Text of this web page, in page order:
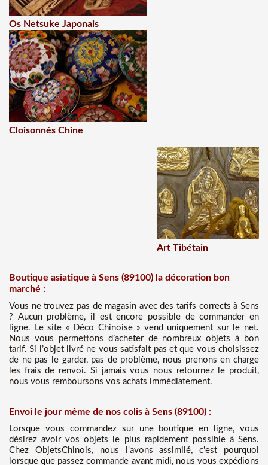
Os Netsuke Japonais
Cloisonnés Chine
Art Tibétain
Boutique asiatique à Sens (89100) la décoration bon
marché :
Vous ne trouvez pas de magasin avec des tarifs corrects à Sens
? Aucun problème, il est encore possible de commander en
ligne. Le site « Déco Chinoise » vend uniquement sur le net.
Nous vous permettons d’acheter de nombreux objets à bon
tarif. Si l’objet livré ne vous satisfait pas et que vous choisissez
de ne pas le garder, pas de problème, nous prenons en charge
les frais de renvoi. Si jamais vous nous retournez le produit,
nous vous remboursons vos achats immédiatement.
Envoi le jour même de nos colis à Sens (89100) :
Lorsque vous commandez sur une boutique en ligne, vous
désirez avoir vos objets le plus rapidement possible à Sens.
Chez ObjetsChinois, nous l'avons assimilé, c'est pourquoi
lorsque que passez commande avant midi, nous vous expédions